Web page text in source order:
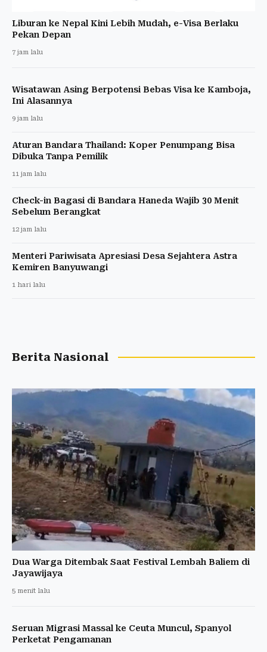
Liburan ke Nepal Kini Lebih Mudah, e-Visa Berlaku
Pekan Depan
7 jam lalu
Wisatawan Asing Berpotensi Bebas Visa ke Kamboja,
Ini Alasannya
9 jam lalu
Aturan Bandara Thailand: Koper Penumpang Bisa
Dibuka Tanpa Pemilik
11 jam lalu
Check-in Bagasi di Bandara Haneda Wajib 30 Menit
Sebelum Berangkat
12 jam lalu
Menteri Pariwisata Apresiasi Desa Sejahtera Astra
Kemiren Banyuwangi
1 hari lalu
Berita Nasional
Dua Warga Ditembak Saat Festival Lembah Baliem di
Jayawijaya
5 menit lalu
Seruan Migrasi Massal ke Ceuta Muncul, Spanyol
Perketat Pengamanan